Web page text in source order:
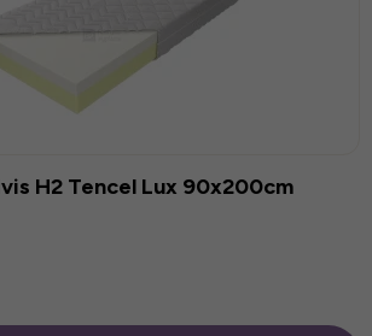
H2 Tencel Lux 90x200cm